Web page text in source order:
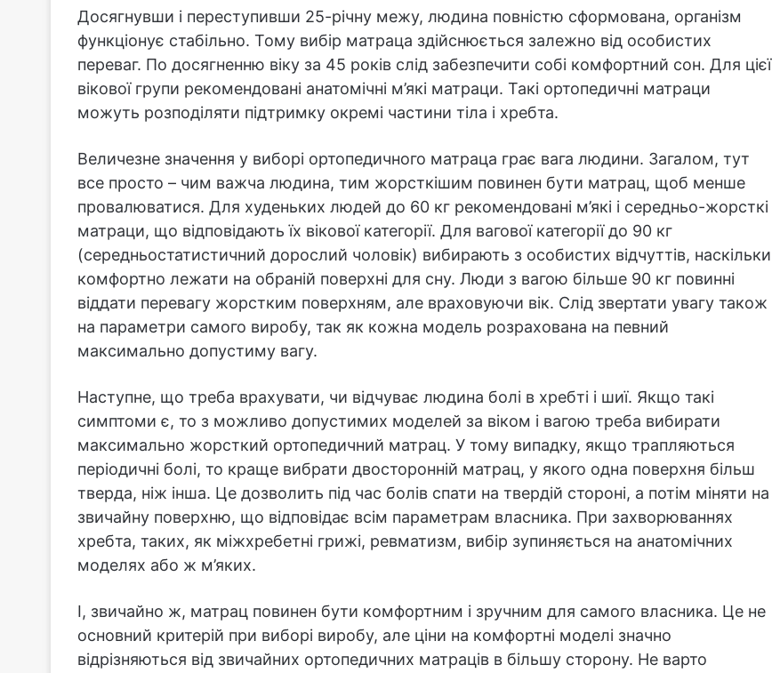
Досягнувши і переступивши 25-річну межу, людина повністю сформована, організм
функціонує стабільно. Тому вибір матраца здійснюється залежно від особистих
переваг. По досягненню віку за 45 років слід забезпечити собі комфортний сон. Для цієї
вікової групи рекомендовані анатомічні м’які матраци. Такі ортопедичні матраци
можуть розподіляти підтримку окремі частини тіла і хребта.
Величезне значення у виборі ортопедичного матраца грає вага людини. Загалом, тут
все просто – чим важча людина, тим жорсткішим повинен бути матрац, щоб менше
провалюватися. Для худеньких людей до 60 кг рекомендовані м’які і середньо-жорсткі
матраци, що відповідають їх вікової категорії. Для вагової категорії до 90 кг
(середньостатистичний дорослий чоловік) вибирають з особистих відчуттів, наскільки
комфортно лежати на обраній поверхні для сну. Люди з вагою більше 90 кг повинні
віддати перевагу жорстким поверхням, але враховуючи вік. Слід звертати увагу також
на параметри самого виробу, так як кожна модель розрахована на певний
максимально допустиму вагу.
Наступне, що треба врахувати, чи відчуває людина болі в хребті і шиї. Якщо такі
симптоми є, то з можливо допустимих моделей за віком і вагою треба вибирати
максимально жорсткий ортопедичний матрац. У тому випадку, якщо трапляються
періодичні болі, то краще вибрати двосторонній матрац, у якого одна поверхня більш
тверда, ніж інша. Це дозволить під час болів спати на твердій стороні, а потім міняти на
звичайну поверхню, що відповідає всім параметрам власника. При захворюваннях
хребта, таких, як міжхребетні грижі, ревматизм, вибір зупиняється на анатомічних
моделях або ж м’яких.
І, звичайно ж, матрац повинен бути комфортним і зручним для самого власника. Це не
основний критерій при виборі виробу, але ціни на комфортні моделі значно
відрізняються від звичайних ортопедичних матраців в більшу сторону. Не варто